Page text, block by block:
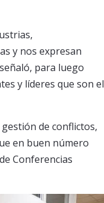
y nos expresan
para luego
y líderes que son el
de conflictos,
en buen número
Conferencias